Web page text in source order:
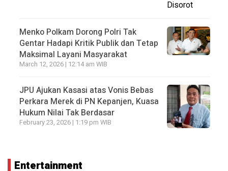
Menko Polkam Dorong Polri Tak
Gentar Hadapi Kritik Publik dan Tetap
Maksimal Layani Masyarakat
March 12, 2026 | 12:14 am WIB
JPU Ajukan Kasasi atas Vonis Bebas
Perkara Merek di PN Kepanjen, Kuasa
Hukum Nilai Tak Berdasar
February 23, 2026 | 1:19 pm WIB
Entertainment